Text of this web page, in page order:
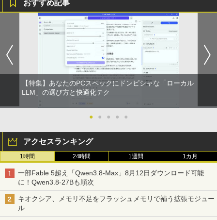
HUNTER×HUNTER モノクロ版 39 (ジャンプ
コミックスDIGITAL)
￥572
スーパーの裏でヤニ吸うふたり 9巻 (デジタル
版ビッグガンガンコミックス)
￥810
おすすめ記事
【特集】あなたのPCスペックにドンピシャな「ローカル
LLM」の選び方と快適化テク
● ● ● ● ●
アクセスランキング
1時間 24時間 1週間 1カ月
一部Fable 5超え「Qwen3.8-Max」8月12日ダウンロード可能
に！Qwen3.8-27Bも順次
キオクシア、メモリ不足をフラッシュメモリで補う拡張モジュー
ル